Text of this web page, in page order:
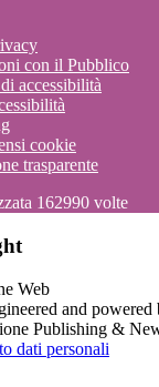
con il Pubblico
accessibilità
cookie
trasparente
162990 volte
and
Publishing &
dati personali